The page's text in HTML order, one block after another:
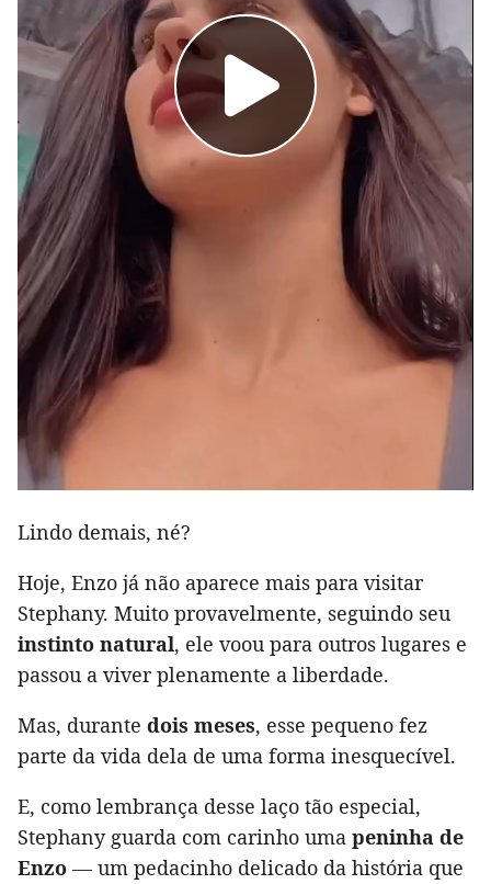
Lindo demais, né?
Hoje, Enzo já não aparece mais para visitar
Stephany. Muito provavelmente, seguindo seu
instinto natural, ele voou para outros lugares e
passou a viver plenamente a liberdade.
Mas, durante dois meses, esse pequeno fez
parte da vida dela de uma forma inesquecível.
E, como lembrança desse laço tão especial,
Stephany guarda com carinho uma peninha de
Enzo — um pedacinho delicado da história que